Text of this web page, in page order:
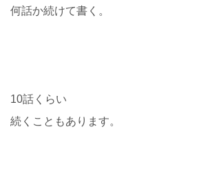
何話か続けて書く。
10話くらい
続くこともあります。